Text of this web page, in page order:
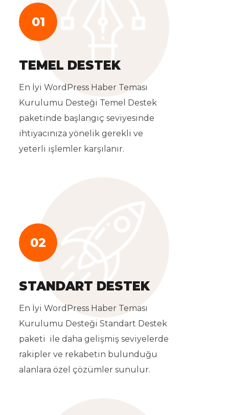
01
TEMEL DESTEK
En İyi WordPress Haber Teması
Kurulumu Desteği Temel Destek
paketinde başlangıç seviyesinde
ihtiyacınıza yönelik gerekli ve
yeterli işlemler karşılanır.
02
STANDART DESTEK
En İyi WordPress Haber Teması
Kurulumu Desteği Standart Destek
paketi ile daha gelişmiş seviyelerde
rakipler ve rekabetin bulunduğu
alanlara özel çözümler sunulur.